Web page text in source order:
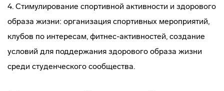
4. Стимулирование спортивной активности и здорового
образа жизни: организация спортивных мероприятий,
клубов по интересам, фитнес-активностей, создание
условий для поддержания здорового образа жизни
среди студенческого сообщества.